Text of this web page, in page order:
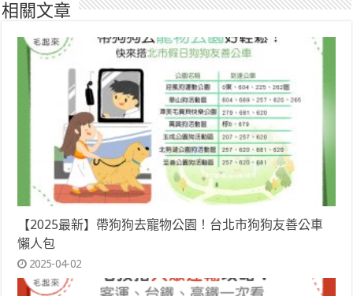
相關文章
【2025最新】帶狗狗去寵物公園！台北市狗狗友善公車
懶人包
2025-04-02